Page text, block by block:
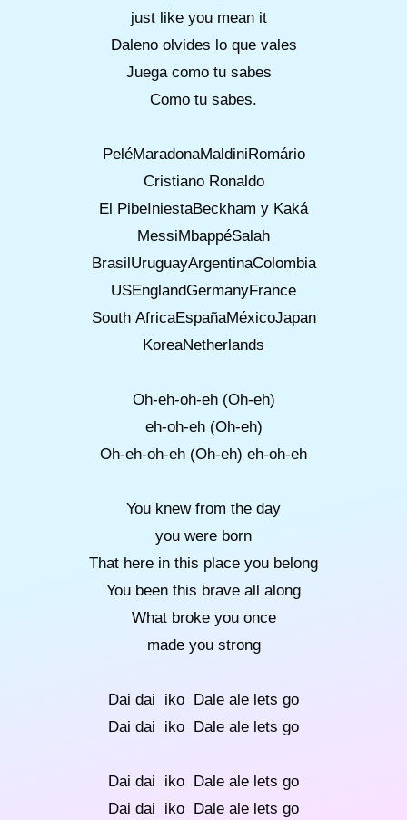
just like you mean it
Daleno olvides lo que vales
Juega como tu sabes
Como tu sabes.
PeléMaradonaMaldiniRomário
Cristiano Ronaldo
El PibeIniestaBeckham y Kaká
MessiMbappéSalah
BrasilUruguayArgentinaColombia
USEnglandGermanyFrance
South AfricaEspañaMéxicoJapan
KoreaNetherlands
Oh-eh-oh-eh (Oh-eh)
eh-oh-eh (Oh-eh)
Oh-eh-oh-eh (Oh-eh) eh-oh-eh
You knew from the day
you were born
That here in this place you belong
You been this brave all along
What broke you once
made you strong
Dai dai iko Dale ale lets go
Dai dai iko Dale ale lets go
Dai dai iko Dale ale lets go
Dai dai iko Dale ale lets go